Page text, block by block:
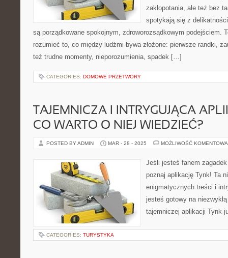
zakłopotania, ale też bez
spotykają się z
są porządkowane spokojnym, zdroworozsądkowym podejściem.
rozumieć to, co między ludźmi bywa złożone: pierwsze randki,
też trudne momenty, nieporozumienia, spadek […]
CATEGORIES: DOMOWE PRZETWORY
TAJEMNICZA I INTRYGUJĄCA
CO WARTO O NIEJ WIEDZIEĆ?
POSTED BY ADMIN MAR - 28 - 2025 MOŻLIWOŚĆ
Jeśli jesteś fanem
poznaj aplikację Tynk! Ta
enigmatycznych treści i
jesteś gotowy na
tajemniczej aplikacji Tynk
CATEGORIES: TURYSTYKA